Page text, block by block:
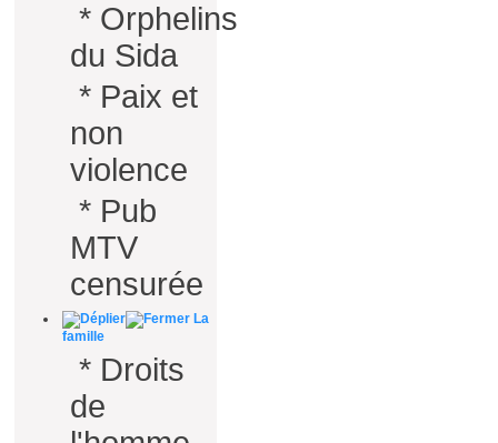
* Orphelins
du Sida
* Paix et
non
violence
* Pub
MTV
censurée
La
famille
* Droits
de